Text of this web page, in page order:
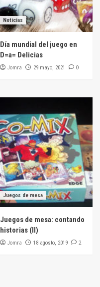
Noticias
Día mundial del juego en
D=a= Delicias
Jomra 29 mayo, 2021 0
Juegos de mesa
Juegos de mesa: contando
historias (II)
Jomra 18 agosto, 2019 2